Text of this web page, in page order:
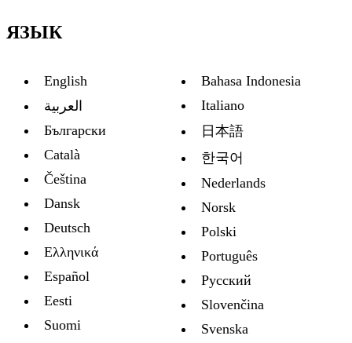
ЯЗЫК
English
العربية
Български
Català
Čeština
Dansk
Deutsch
Ελληνικά
Español
Eesti
Suomi
Bahasa Indonesia
Italiano
日本語
한국어
Nederlands
Norsk
Polski
Português
Русский
Slovenčina
Svenska